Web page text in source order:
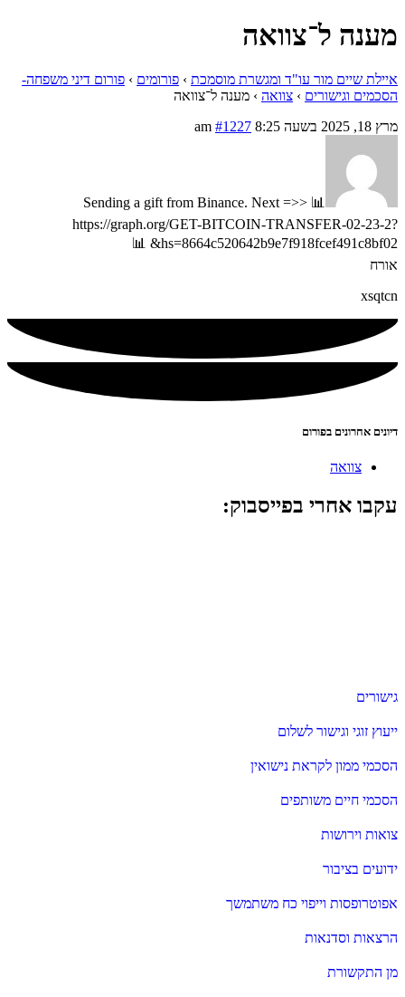
מענה ל־צוואה
איילת שיים מור עו"ד ומגשרת מוסמכת › פורומים › פורום דיני משפחה-
הסכמים וגישורים › צוואה › מענה ל־צוואה
מרץ 18, 2025 בשעה 8:25 am
#1227
📊 Sending a gift from Binance. Next =>>
https://graph.org/GET-BITCOIN-TRANSFER-02-23-2?
hs=8664c520642b9e7f918fcef491c8bf02& 📊
אורח
xsqtcn
דיונים אחרונים בפורום
צוואה
עקבו אחרי בפייסבוק:
גישורים
ייעוץ זוגי וגישור לשלום
הסכמי ממון לקראת נישואין
הסכמי חיים משותפים
צואות וירושות
ידועים בציבור
אפוטרופסות וייפוי כח משתמשך
הרצאות וסדנאות
מן התקשורת